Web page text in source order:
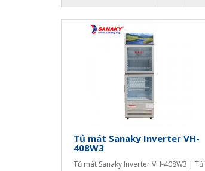
Tủ mát Sanaky Inverter VH-
408W3
Tủ mát Sanaky Inverter VH-408W3 | Tủ